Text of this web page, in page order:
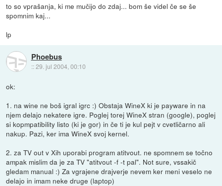
to so vprašanja, ki me mučijo do zdaj... bom še videl če se še
spomnim kaj...
lp
Phoebus
::29. jul 2004, 00:10
ok:
1. na wine ne boš igral igrc :) Obstaja WineX ki je payware in na
njem delajo nekatere igre. Poglej torej WineX stran (google), poglej
si kopmpatibility listo (ki je gor) in če ti je kul pejt v cvetličarno ali
nakup. Pazi, ker ima WineX svoj kernel.
2. za TV out v Xih uporabi program atitvout. ne spomnem se točno
ampak mislim da je za TV "atitvout -f -t pal". Not sure, vssakič
gledam manual :) Za vgrajene drajverje nevem ker meni veselo ne
delajo in imam neke druge (laptop)